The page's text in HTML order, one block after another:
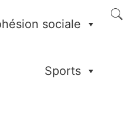
sociale
Sports